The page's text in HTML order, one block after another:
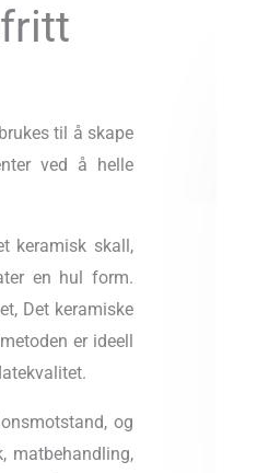
til å skape
ved å helle
keramisk skall,
en hul form.
Det keramiske
er ideell
og
matbehandling,